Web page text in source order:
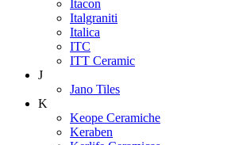
Itacon
Italgraniti
Italica
ITC
ITT Ceramic
J
Jano Tiles
K
Keope Ceramiche
Keraben